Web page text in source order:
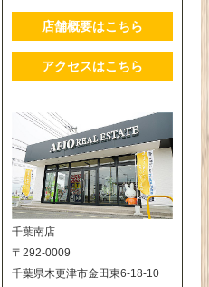
店舗概要はこちら
アクセスはこちら
千葉南店
〒292-0009
千葉県木更津市金田東6-18-10